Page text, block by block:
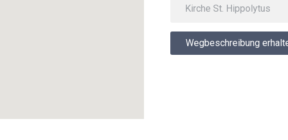
Wegbeschreibung